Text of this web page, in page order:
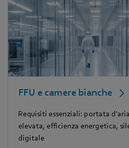
FFU e camere bianche
Requisiti essenziali: portata
elevata, efficienza energetica,
digitale